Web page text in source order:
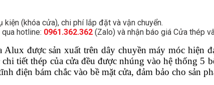
(khóa cửa), chi phí lắp đặt và vận chuyển.
hotline: 0961.362.362 (Zalo) và nhận báo giá Cửa thép
Alux được sản xuất trên dây chuyền máy móc hiện
tiết thép của cửa đều được nhúng vào hệ thống 5
điện bám chắc vào bề mặt cửa, đảm bảo cho sản